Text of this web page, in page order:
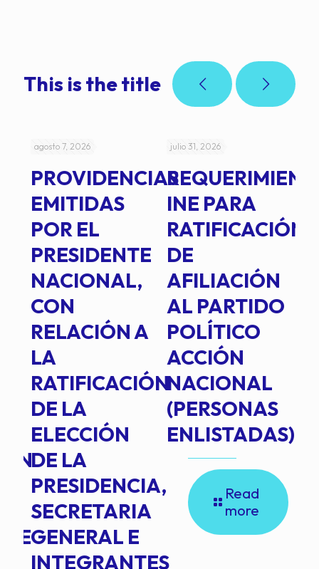
This is the title
agosto 7, 2026
PROVIDENCIAS
EMITIDAS
POR EL
PRESIDENTE
NACIONAL,
CON
RELACIÓN A
LA
RATIFICACIÓN
DE LA
ELECCIÓN
DE LA
PRESIDENCIA,
SECRETARIA
GENERAL E
INTEGRANTES
julio 31, 2026
INE PARA
RATIFICACIÓN
DE
AFILIACIÓN
AL PARTIDO
POLÍTICO
ACCIÓN
NACIONAL
(PERSONAS
ENLISTADAS)
Read
more